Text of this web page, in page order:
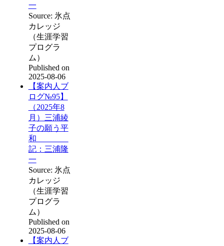
一
Source: 氷点
カレッジ
（生涯学習
プログラ
ム）
Published on
2025-08-06
【案内人ブ
ログ№95】
（2025年8
月）三浦綾
子の願う平
和
記：三浦隆
一
Source: 氷点
カレッジ
（生涯学習
プログラ
ム）
Published on
2025-08-06
【案内人ブ